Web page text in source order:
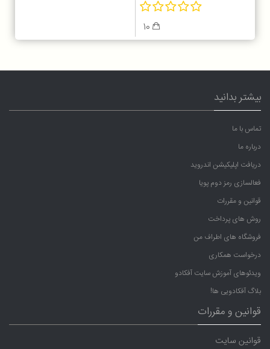
بیشتر بدانید
تماس با ما
درباره ما
دریافت اپلیکیشن اندروید
فعالسازی رمز دوم پویا
قوانین و مقررات
روش های پرداخت
فروشگاه های اطراف من
درخواست همکاری
ویدئوهای آموزش سایت آفکادو
بلاگ آفکادویی ها!
قوانین و مقررات
قوانین سایت